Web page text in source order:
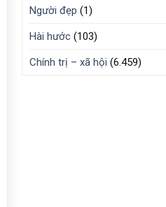
Người đẹp (1)
Hài hước (103)
Chính trị – xã hội (6.459)